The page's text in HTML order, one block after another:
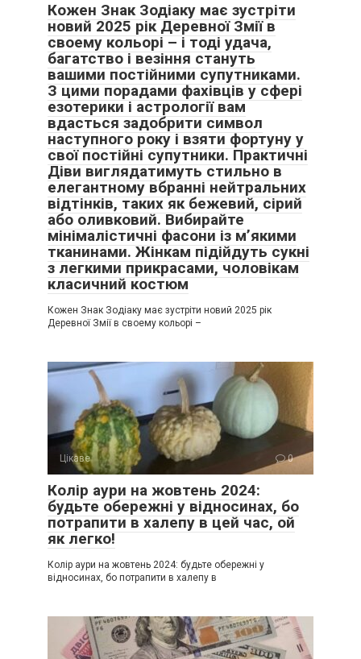
Кожен Знак Зодіаку має зустріти
новий 2025 рік Деревної Змії в
своему кольорі – і тоді удача,
багатство і везіння стануть
вашими постійними супутниками.
З цими порадами фахівців у сфері
езотерики і астрології вам
вдасться задобрити символ
наступного року і взяти фортуну у
свої постійні супутники. Практичні
Діви виглядатимуть стильно в
елегантному вбранні нейтральних
відтінків, таких як бежевий, сірий
або оливковий. Вибирайте
мінімалістичні фасони із м’якими
тканинами. Жінкам підійдуть сукні
з легкими прикрасами, чоловікам
класичний костюм
Кожен Знак Зодіаку має зустріти новий 2025 рік
Деревної Змії в своему кольорі –
Цікаве 0
Колір аури на жовтень 2024:
будьте обережні у відносинах, бо
потрапити в халепу в цей час, ой
як легко!
Колір аури на жовтень 2024: будьте обережні у
відносинах, бо потрапити в халепу в